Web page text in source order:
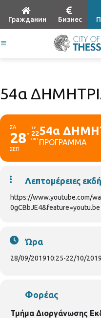
Гражданин Бизнес
54α
ΣΑ
28
ΣΕΠ
ΤΡ
22
ΟΚΤ
54α
ΠΡΟΓΡΑΜΜΑ
Λεπτομέρειες
https://www.youtube.com/
0gCBbJE4&feature=youtu.be
Ώρα
28/09/201910:25-22/10/2019
Φορέας
Τμήμα Διοργάνωσης